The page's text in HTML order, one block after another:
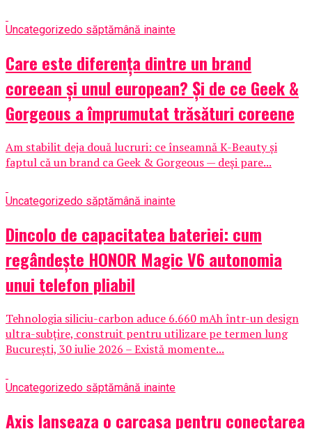
Uncategorizedo săptămână inainte
Care este diferența dintre un brand
coreean și unul european? Și de ce Geek &
Gorgeous a împrumutat trăsături coreene
Am stabilit deja două lucruri: ce înseamnă K-Beauty și
faptul că un brand ca Geek & Gorgeous — deși pare...
Uncategorizedo săptămână inainte
Dincolo de capacitatea bateriei: cum
regândește HONOR Magic V6 autonomia
unui telefon pliabil
Tehnologia siliciu-carbon aduce 6.660 mAh într-un design
ultra-subțire, construit pentru utilizare pe termen lung
București, 30 iulie 2026 – Există momente...
Uncategorizedo săptămână inainte
Axis lanseaza o carcasa pentru conectarea